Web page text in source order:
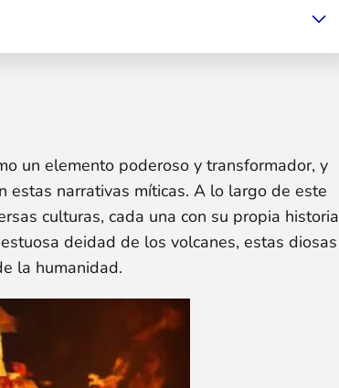
un elemento poderoso y transformador, y
narrativas míticas. A lo largo de este
culturas, cada una con su propia historia
deidad de los volcanes, estas diosas
la humanidad.